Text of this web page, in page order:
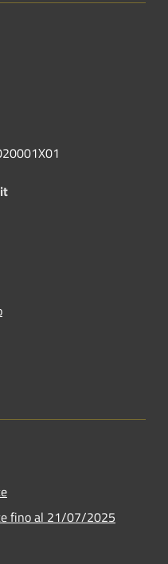
fino al 21/07/2025